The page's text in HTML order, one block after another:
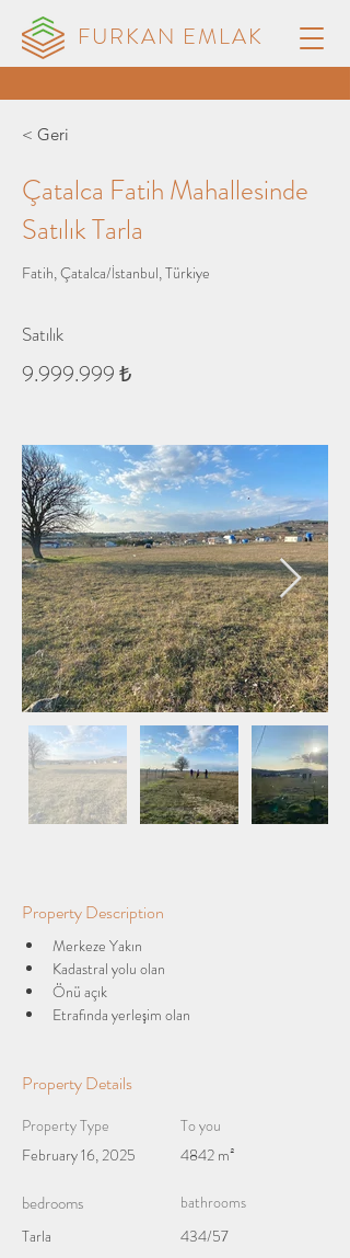
FURKAN EMLAK
< Geri
Çatalca Fatih Mahallesinde
Satılık Tarla
Fatih, Çatalca/İstanbul, Türkiye
Satılık
9.999.999₺
Property Description
Merkeze Yakın
Kadastral yolu olan
Önü açık
Etrafında yerleşim olan
Property Details
Property Type
February 16, 2025
bedrooms
Tarla
To you
4842 m²
bathrooms
434/57